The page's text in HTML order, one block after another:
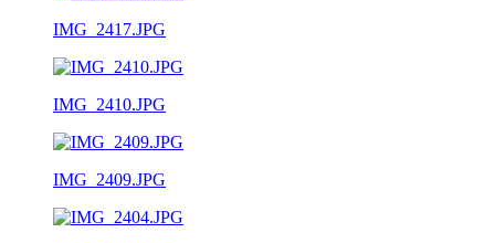
IMG_2417.JPG
IMG_2410.JPG
IMG_2409.JPG